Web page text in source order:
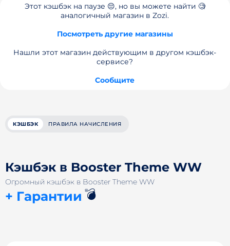
Этот кэшбэк на паузе 😔, но вы можете найти 🧐
аналогичный магазин в Zozi.
Посмотреть другие магазины
Нашли этот магазин действующим в другом кэшбэк-
сервисе?
Сообщите
КЭШБЭК ПРАВИЛА НАЧИСЛЕНИЯ
Кэшбэк в Booster Theme WW
Огромный кэшбэк в Booster Theme WW
+ Гарантии 💣